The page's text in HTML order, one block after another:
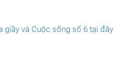
giầy và Cuộc sống số 6 tại đây